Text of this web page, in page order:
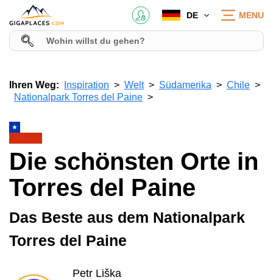
DE MENU
Ihren Weg: Inspiration Welt Südamerika
Chile
Nationalpark Torres del Paine
Die schönsten Orte in
Torres del Paine
Das Beste aus dem Nationalpark
Torres del Paine
Petr Liška